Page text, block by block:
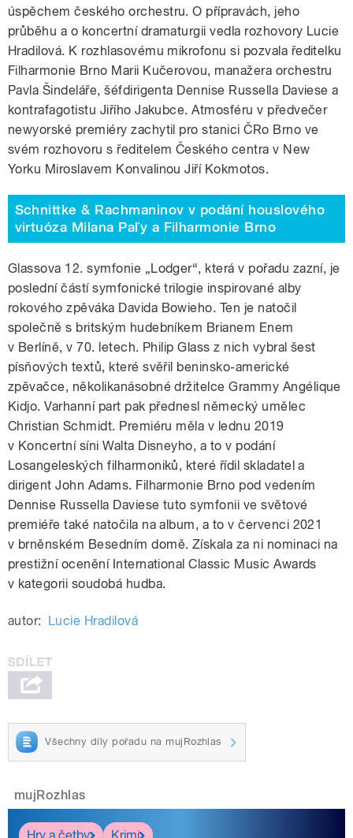
úspěchem českého orchestru. O přípravách, jeho
průběhu a o koncertní dramaturgii vedla rozhovory Lucie
Hradilová. K rozhlasovému mikrofonu si pozvala ředitelku
Filharmonie Brno Marii Kučerovou, manažera orchestru
Pavla Šindeláře, šéfdirigenta Dennise Russella Daviese a
kontrafagotistu Jiřího Jakubce. Atmosféru v předvečer
newyorské premiéry zachytil pro stanici ČRo Brno ve
svém rozhovoru s ředitelem Českého centra v New
Yorku Miroslavem Konvalinou Jiří Kokmotos.
Schnittke & Rachmaninov v podání houslového
virtuóza Milana Paľy a Filharmonie Brno
Glassova 12. symfonie „Lodger“, která v pořadu zazní, je
poslední částí symfonické trilogie inspirované alby
rokového zpěváka Davida Bowieho. Ten je natočil
společně s britským hudebníkem Brianem Enem
v Berlíně, v 70. letech. Philip Glass z nich vybral šest
písňových textů, které svěřil beninsko-americké
zpěvačce, několikanásobné držitelce Grammy Angélique
Kidjo. Varhanní part pak přednesl německý umělec
Christian Schmidt. Premiéru měla v lednu 2019
v Koncertní síni Walta Disneyho, a to v podání
Losangeleských filharmoniků, které řídil skladatel a
dirigent John Adams. Filharmonie Brno pod vedením
Dennise Russella Daviese tuto symfonii ve světové
premiéře také natočila na album, a to v červenci 2021
v brněnském Besedním domě. Získala za ni nominaci na
prestižní ocenění International Classic Music Awards
v kategorii soudobá hudba.
autor: Lucie Hradilová
Všechny díly pořadu na mujRozhlas
mujRozhlas
Hry a četby Krimi